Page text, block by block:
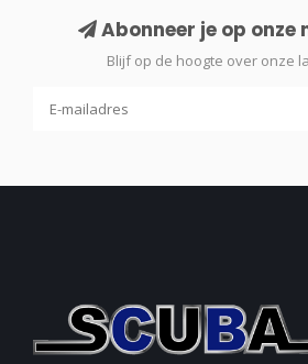
Abonneer je op onze
Blijf op de hoogte over onze